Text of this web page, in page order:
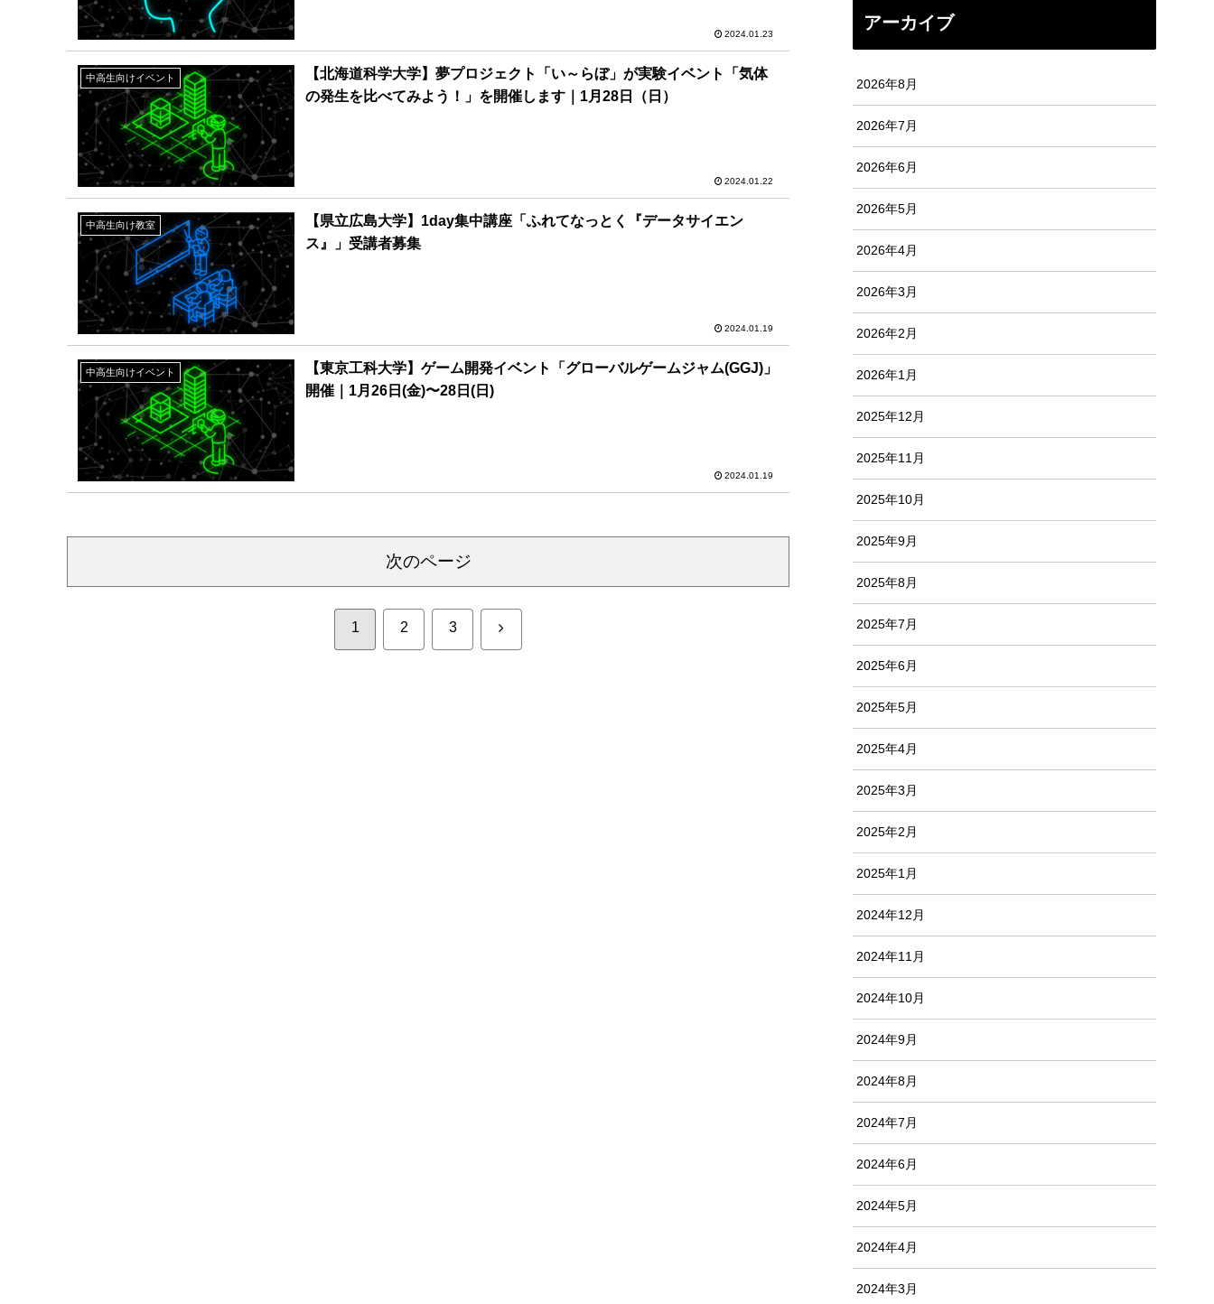
2024.01.23
中高生向けイベント
【北海道科学大学】夢プロジェクト「い～らぼ」が実験イベント「気体
の発生を比べてみよう！」を開催します｜1月28日（日）
2024.01.22
中高生向け教室
【県立広島大学】1day集中講座「ふれてなっとく『データサイエン
ス』」受講者募集
2024.01.19
中高生向けイベント
【東京工科大学】ゲーム開発イベント「グローバルゲームジャム(GGJ)」
開催｜1月26日(金)〜28日(日)
2024.01.19
次のページ
1 2 3 次
アーカイブ
2026年8月
2026年7月
2026年6月
2026年5月
2026年4月
2026年3月
2026年2月
2026年1月
2025年12月
2025年11月
2025年10月
2025年9月
2025年8月
2025年7月
2025年6月
2025年5月
2025年4月
2025年3月
2025年2月
2025年1月
2024年12月
2024年11月
2024年10月
2024年9月
2024年8月
2024年7月
2024年6月
2024年5月
2024年4月
2024年3月